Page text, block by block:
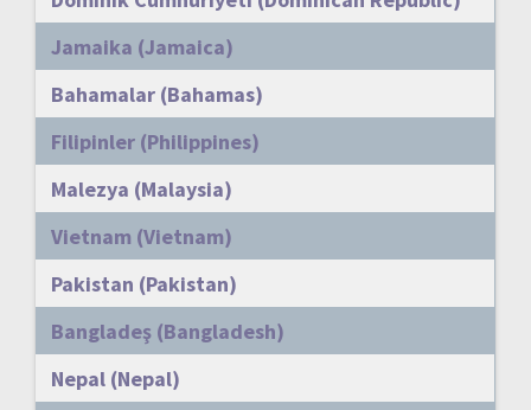
Jamaika (Jamaica)
Bahamalar (Bahamas)
Filipinler (Philippines)
Malezya (Malaysia)
Vietnam (Vietnam)
Pakistan (Pakistan)
Bangladeş (Bangladesh)
Nepal (Nepal)